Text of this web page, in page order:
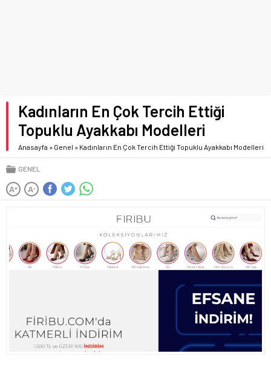
Kadınların En Çok Tercih Ettiği
Topuklu Ayakkabı Modelleri
Anasayfa » Genel » Kadınların En Çok Tercih Ettiği Topuklu Ayakkabı Modelleri
GENEL
A+ A-